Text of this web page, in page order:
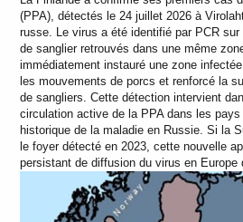
(PPA), détectés le 24 juillet 2026 à
russe. Le virus a été identifié par PCR
de sanglier retrouvés dans une même
immédiatement instauré une zone
les mouvements de porcs et renforcé la
de sangliers. Cette détection intervient
circulation active de la PPA dans les
historique de la maladie en Russie. Si la
le foyer détecté en 2023, cette nouvelle
persistant de diffusion du virus en Europe